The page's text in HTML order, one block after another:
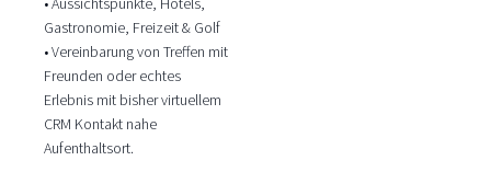
Gastronomie, Freizeit & Golf
• Vereinbarung von Treffen mit
Freunden oder echtes
Erlebnis mit bisher virtuellem
CRM Kontakt nahe
Aufenthaltsort.